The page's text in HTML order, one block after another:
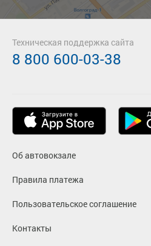
Об автовокзале
Правила платежа
Пользовательское соглашение
Контакты
Техническая поддержка сайта
8 800 600-03-38